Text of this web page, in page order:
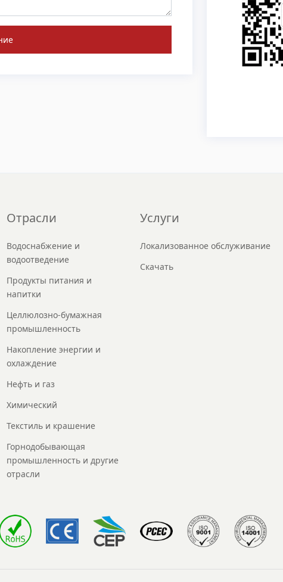
Отрасли
Водоснабжение и
водоотведение
Продукты питания и
напитки
Целлюлозно-бумажная
промышленность
Накопление энергии и
охлаждение
Нефть и газ
Химический
Текстиль и крашение
Горнодобывающая
промышленность и другие
отрасли
Услуги
Локализованное обслуживание
Скачать